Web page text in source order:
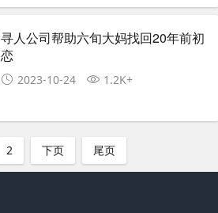
寻人公司帮助六旬大妈找回20年前初
恋
2023-10-24 1.2K+
2 下页 尾页